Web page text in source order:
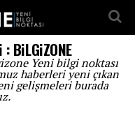
BiLGiZONE
Yeni bilgi noktası
haberleri yeni çıkan
gelişmeleri burada